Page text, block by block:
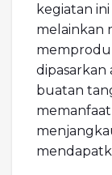
kegiatan
melainkan
dipasarkan
buatan